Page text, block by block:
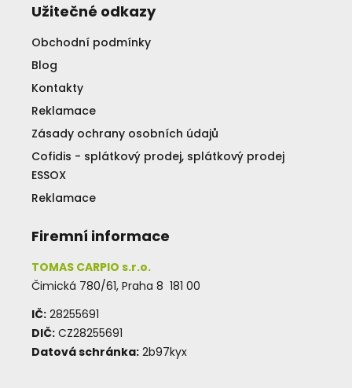
Užitečné odkazy
Obchodní podmínky
Blog
Kontakty
Reklamace
Zásady ochrany osobních údajů
Cofidis - splátkový prodej, splátkový prodej
ESSOX
Reklamace
Firemní informace
TOMAS CARPIO s.r.o.
Čimická 780/61, Praha 8 181 00
IČ: 28255691
DIČ: CZ28255691
Datová schránka: 2b97kyx